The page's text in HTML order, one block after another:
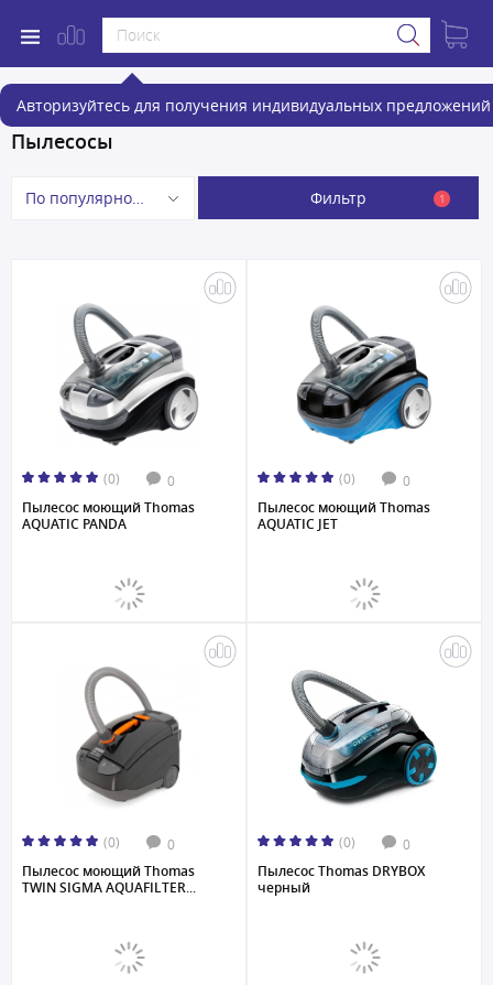
Авторизуйтесь для получения индивидуальных предложений
Пылесосы
По популярности Фильтр 1
(0) 0
Пылесос моющий Thomas
AQUATIC PANDA
(0) 0
Пылесос моющий Thomas
AQUATIC JET
(0) 0
Пылесос моющий Thomas
TWIN SIGMA AQUAFILTER...
(0) 0
Пылесос Thomas DRYBOX
черный